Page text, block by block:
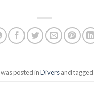
posted inDiversand tagged